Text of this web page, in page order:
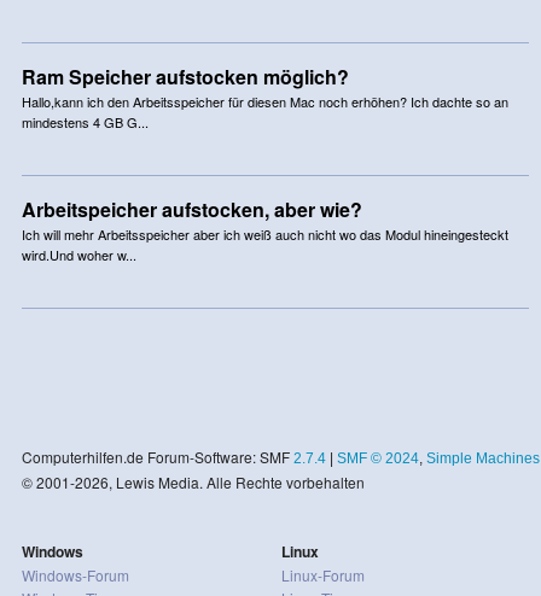
Ram Speicher aufstocken möglich?
Hallo,kann ich den Arbeitsspeicher für diesen Mac noch erhöhen? Ich dachte so an
mindestens 4 GB G...
Arbeitspeicher aufstocken, aber wie?
Ich will mehr Arbeitsspeicher aber ich weiß auch nicht wo das Modul hineingesteckt
wird.Und woher w...
Computerhilfen.de Forum-Software: SMF 2.7.4| SMF © 2024, Simple Machines
© 2001-2026, Lewis Media. Alle Rechte vorbehalten
Windows
Windows-Forum
Linux
Linux-Forum